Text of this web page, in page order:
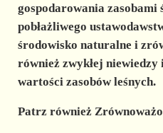
gospodarowania
pobłażliwego
środowisko naturalne i
również zwykłej
wartości zasobów leśnych.
Patrz również